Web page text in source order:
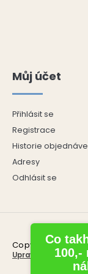
Můj účet
Přihlásit se
Registrace
Historie
Adresy
Odhlásit se
Copyright 2026
Upravit nastavení
Co
100,-